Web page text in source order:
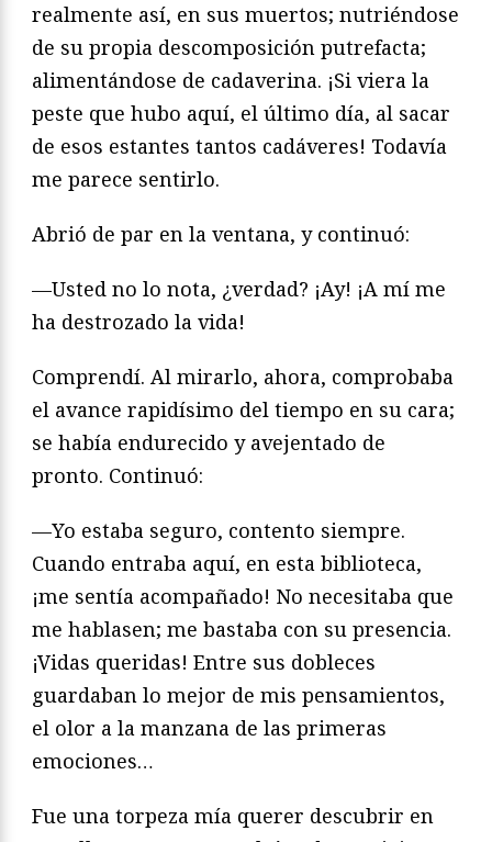
realmente así, en sus muertos; nutriéndose
de su propia descomposición putrefacta;
alimentándose de cadaverina. ¡Si viera la
peste que hubo aquí, el último día, al sacar
de esos estantes tantos cadáveres! Todavía
me parece sentirlo.
Abrió de par en la ventana, y continuó:
—Usted no lo nota, ¿verdad? ¡Ay! ¡A mí me
ha destrozado la vida!
Comprendí. Al mirarlo, ahora, comprobaba
el avance rapidísimo del tiempo en su cara;
se había endurecido y avejentado de
pronto. Continuó:
—Yo estaba seguro, contento siempre.
Cuando entraba aquí, en esta biblioteca,
¡me sentía acompañado! No necesitaba que
me hablasen; me bastaba con su presencia.
¡Vidas queridas! Entre sus dobleces
guardaban lo mejor de mis pensamientos,
el olor a la manzana de las primeras
emociones…
Fue una torpeza mía querer descubrir en